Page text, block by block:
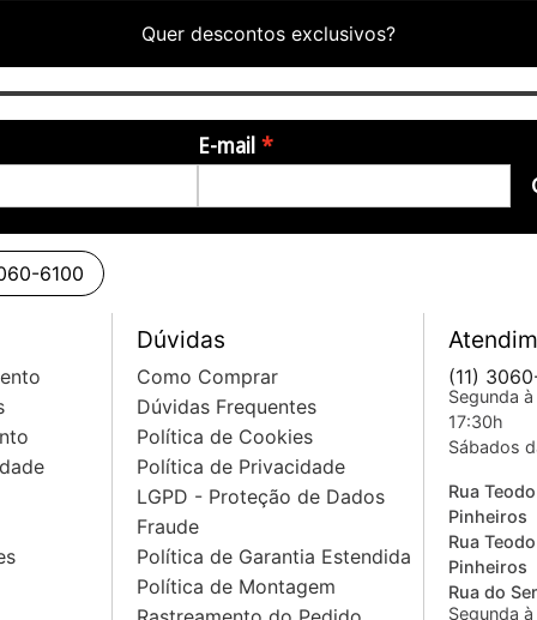
Quer descontos exclusivos?
E-mail
6100
Dúvidas
Como Comprar
Dúvidas Frequentes
Política de Cookies
Política de Privacidade
LGPD - Proteção de Dados
Fraude
Política de Garantia Estendida
Política de Montagem
(11)
Segunda
17:30h
Sábados
Rua
Pinheiros
Rua
Pinheiros
Rua do
Segunda